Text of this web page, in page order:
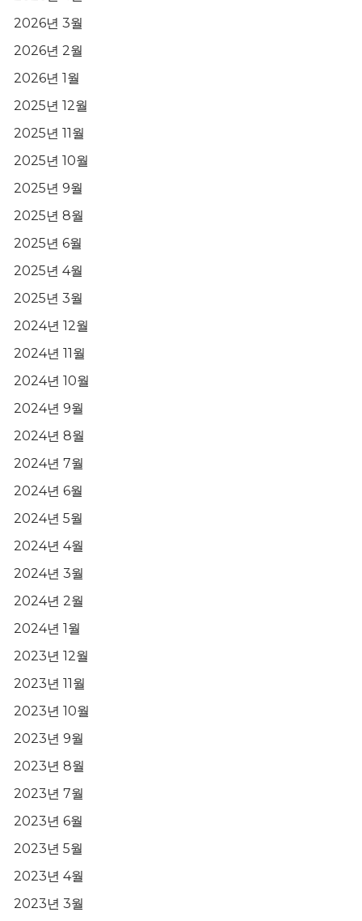
2026년 3월
2026년 2월
2026년 1월
2025년 12월
2025년 11월
2025년 10월
2025년 9월
2025년 8월
2025년 6월
2025년 4월
2025년 3월
2024년 12월
2024년 11월
2024년 10월
2024년 9월
2024년 8월
2024년 7월
2024년 6월
2024년 5월
2024년 4월
2024년 3월
2024년 2월
2024년 1월
2023년 12월
2023년 11월
2023년 10월
2023년 9월
2023년 8월
2023년 7월
2023년 6월
2023년 5월
2023년 4월
2023년 3월